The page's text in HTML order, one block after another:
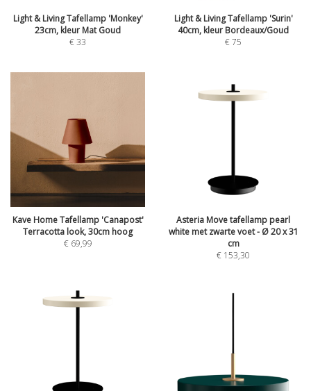
Light & Living Tafellamp 'Monkey'
23cm, kleur Mat Goud
€33
Light & Living Tafellamp 'Surin'
40cm, kleur Bordeaux/Goud
€75
Kave Home Tafellamp 'Canapost'
Terracotta look, 30cm hoog
€ 69,99
Asteria Move tafellamp pearl
white met zwarte voet - Ø 20 x 31
cm
€ 153,30